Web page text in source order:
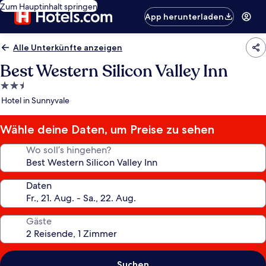
Zum Hauptinhalt springen
App herunterladen
Alle Unterkünfte anzeigen
Best Western Silicon Valley Inn
2.5-
Sterne-
Hotel in Sunnyvale
Wähle deine Daten, um Preise zu sehen
Wo soll’s hingehen?
Daten
Gäste